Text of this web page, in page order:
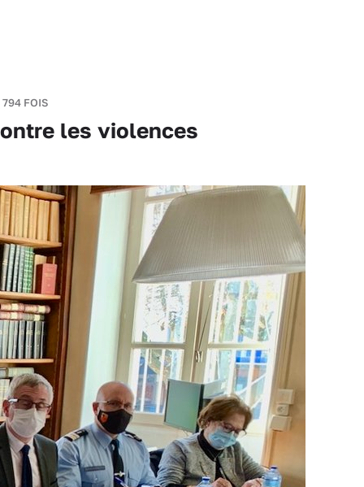
FOIS
les violences